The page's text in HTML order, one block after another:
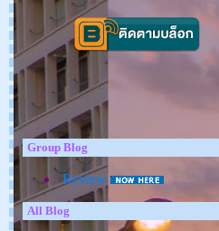
Group Blog
Review
All Blog